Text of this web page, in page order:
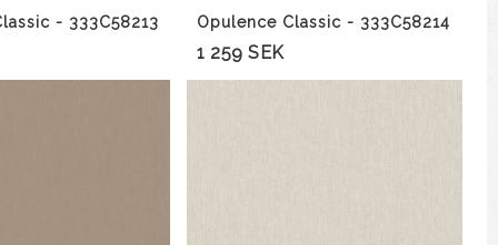
- 333C58213 Opulence Classic - 333C58214
1 259 SEK